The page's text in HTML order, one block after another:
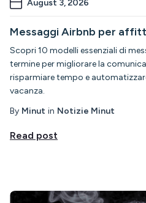
August 3, 2026
Messaggi Airbnb per
Scopri 10 modelli essenziali di
termine per migliorare la
risparmiare tempo e
vacanza.
By Minut in Notizie Minut
Read post